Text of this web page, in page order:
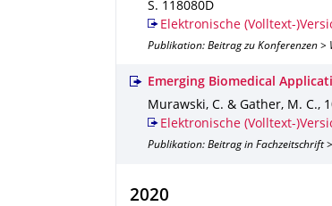
S. 118080D
Elektronische (Volltext-
Publikation: Beitrag zu Konferenzen >
Emerging Biomedical
Murawski, C. & Gather, M. C.,
Elektronische (Volltext-
Publikation: Beitrag in Fachzeitschrift
2020